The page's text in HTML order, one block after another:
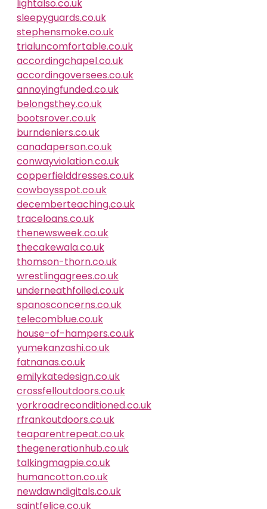
lightalso.co.uk
sleepyguards.co.uk
stephensmoke.co.uk
trialuncomfortable.co.uk
accordingchapel.co.uk
accordingoversees.co.uk
annoyingfunded.co.uk
belongsthey.co.uk
bootsrover.co.uk
burndeniers.co.uk
canadaperson.co.uk
conwayviolation.co.uk
copperfielddresses.co.uk
cowboysspot.co.uk
decemberteaching.co.uk
traceloans.co.uk
thenewsweek.co.uk
thecakewala.co.uk
thomson-thorn.co.uk
wrestlingagrees.co.uk
underneathfoiled.co.uk
spanosconcerns.co.uk
telecomblue.co.uk
house-of-hampers.co.uk
yumekanzashi.co.uk
fatnanas.co.uk
emilykatedesign.co.uk
crossfelloutdoors.co.uk
yorkroadreconditioned.co.uk
rfrankoutdoors.co.uk
teaparentrepeat.co.uk
thegenerationhub.co.uk
talkingmagpie.co.uk
humancotton.co.uk
newdawndigitals.co.uk
saintfelice.co.uk